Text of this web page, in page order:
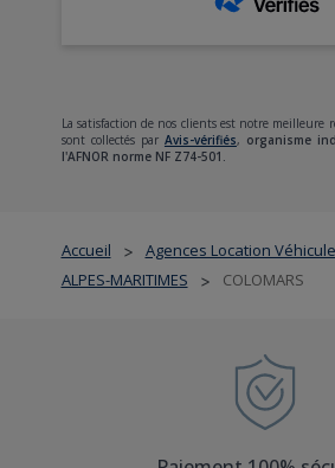
Accueil > Agences Location Véhicule
ALPES-MARITIMES > COLOMARS
La satisfaction de nos clients est notre meilleure
sont collectés par Avis-vérifiés, organisme
l'AFNOR norme NF Z74-501.